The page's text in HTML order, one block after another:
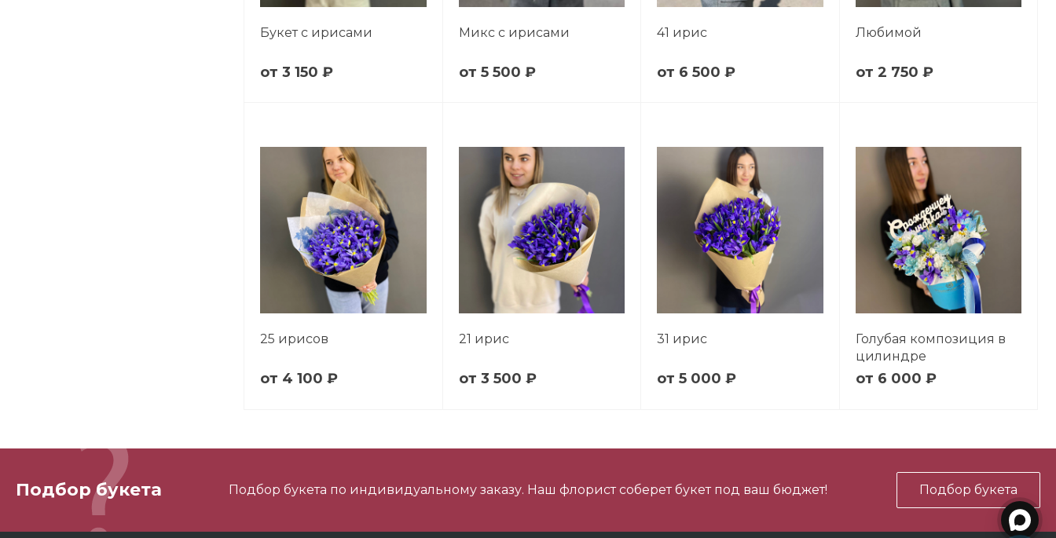
Букет с ирисами
3 150 ₽
Микс с ирисами
5 500 ₽
41 ирис
6 500 ₽
Любимой
2 750 ₽
25 ирисов
4 100 ₽
21 ирис
3 500 ₽
31 ирис
5 000 ₽
Голубая композиция в
цилиндре
6 000 ₽
Подбор букета Подбор букета по индивидуальному заказу. Наш флорист соберет букет под ваш бюджет! Подбор букета